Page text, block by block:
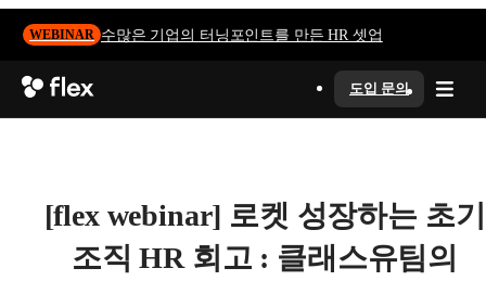
WEBINAR 수많은 기업의 터닝포인트를 만든 HR 셋업
도입 문의
[flex webinar] 로켓 성장하는 초기
조직 HR 회고 : 클래스유팀의